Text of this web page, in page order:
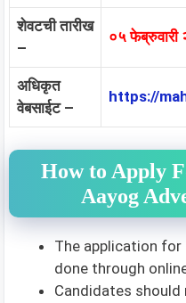
शेवटची तारीख
–
०५
अधिकृत
वेबसाईट –
https://
How to Apply
Aayog
The application
done through
Candidates